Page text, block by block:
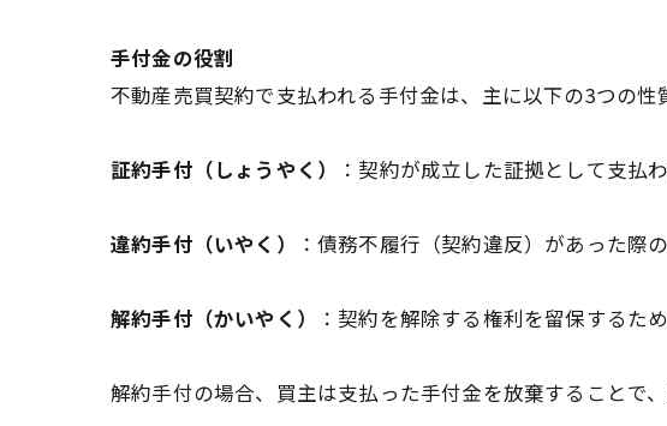
手付金の役割
不動産売買契約で支払われる手付金は、主に以下の3つの
証約手付（しょうやく） ：契約が成立した証拠として支払
違約手付（いやく） ：債務不履行（契約違反）があった際
解約手付（かいやく） ：契約を解除する権利を留保するた
解約手付の場合、買主は支払った手付金を放棄することで